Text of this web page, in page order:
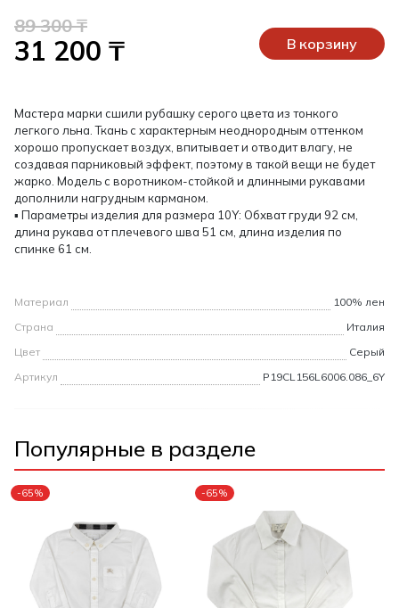
89 300 ₸
31 200 ₸ В корзину
Мастера марки сшили рубашку серого цвета из тонкого
легкого льна. Ткань с характерным неоднородным оттенком
хорошо пропускает воздух, впитывает и отводит влагу, не
создавая парниковый эффект, поэтому в такой вещи не будет
жарко. Модель с воротником-стойкой и длинными рукавами
дополнили нагрудным карманом.
▪ Параметры изделия для размера 10Y: Обхват груди 92 см,
длина рукава от плечевого шва 51 см, длина изделия по
спинке 61 см.
Материал
100% лен
Страна
Италия
Цвет
Серый
Артикул
P19CL156L6006.086_6Y
Популярные в разделе
-65% -65%